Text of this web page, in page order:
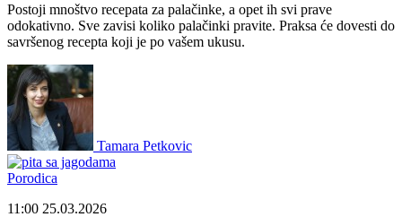
Postoji mnoštvo recepata za palačinke, a opet ih svi prave
odokativno. Sve zavisi koliko palačinki pravite. Praksa će dovesti do
savršenog recepta koji je po vašem ukusu.
Tamara Petkovic
Porodica
11:00 25.03.2026